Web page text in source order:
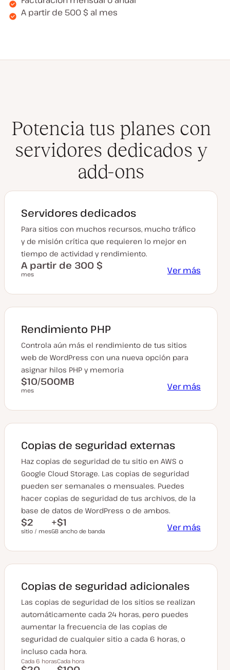
A partir de 500 $ al mes
Potencia tus planes con
servidores dedicados y
add-ons
Servidores dedicados
Para sitios con muchos recursos, mucho tráfico
y de misión crítica que requieren lo mejor en
tiempo de actividad y rendimiento.
A partir de 300 $
mes Ver más
Rendimiento PHP
Controla aún más el rendimiento de tus sitios
web de WordPress con una nueva opción para
asignar hilos PHP y memoria
$10/500MB
mes Ver más
Copias de seguridad externas
Haz copias de seguridad de tu sitio en AWS o
Google Cloud Storage. Las copias de seguridad
pueden ser semanales o mensuales. Puedes
hacer copias de seguridad de tus archivos, de la
base de datos de WordPress o de ambos.
$2
sitio / mes
+$1
GB ancho de banda Ver más
Copias de seguridad adicionales
Las copias de seguridad de los sitios se realizan
automáticamente cada 24 horas, pero puedes
aumentar la frecuencia de las copias de
seguridad de cualquier sitio a cada 6 horas, o
incluso cada hora.
Cada 6 horasCada hora